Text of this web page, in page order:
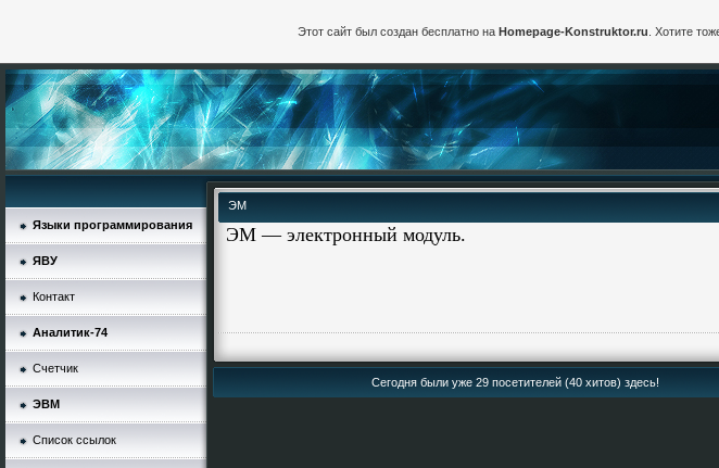
Языки программирования
ЯВУ
Контакт
Аналитик-74
Счетчик
ЭВМ
Список ссылок
ЭМ
ЭМ — электронный модуль.
Сегодня были уже 29 посетителей (40 хитов) здесь!
Этот сайт был создан бесплатно на Homepage-Konstruktor.ru . Хотите